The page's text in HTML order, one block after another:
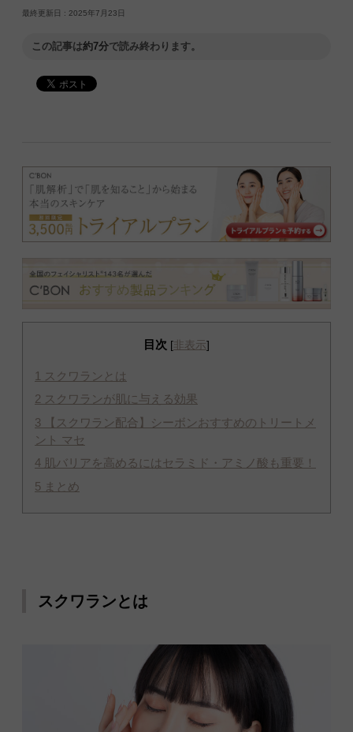
最終更新日 : 2025年7月23日
この記事は約7分で読み終わります。
目次 [非表示]
1 スクワランとは
2 スクワランが肌に与える効果
3 【スクワラン配合】シーボンおすすめのトリートメ
ント マセ
4 肌バリアを高めるにはセラミド・アミノ酸も重要！
5 まとめ
スクワランとは